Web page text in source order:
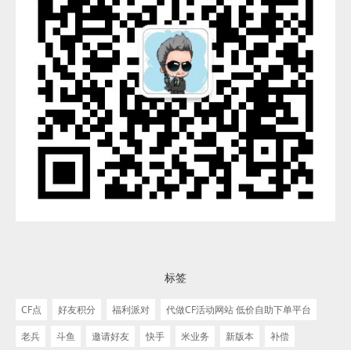
标签
CF点 好友积分 福利派对
代做CF活动网站 低价自助下单平台
老兵
斗鱼 邀请好友 快手 米业务 新版本 补偿